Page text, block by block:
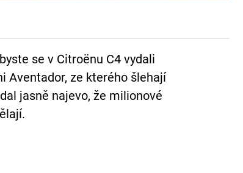
se v Citroënu C4 vydali
Aventador, ze kterého šlehají
jasně najevo, že milionové